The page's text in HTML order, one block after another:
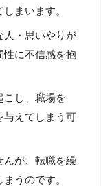
まいます。
人・思いやりが
性に不信感を抱
こし、職場を
与えてしまう可
んが、転職を繰
うのです。